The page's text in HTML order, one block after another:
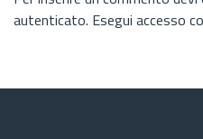
autenticato. Esegui accesso